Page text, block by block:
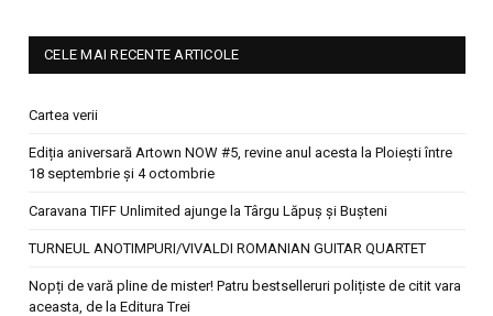
CELE MAI RECENTE ARTICOLE
Cartea verii
Ediția aniversară Artown NOW #5, revine anul acesta la Ploiești între
18 septembrie și 4 octombrie
Caravana TIFF Unlimited ajunge la Târgu Lăpuș și Bușteni
TURNEUL ANOTIMPURI/VIVALDI ROMANIAN GUITAR QUARTET
Nopți de vară pline de mister! Patru bestselleruri polițiste de citit vara
aceasta, de la Editura Trei